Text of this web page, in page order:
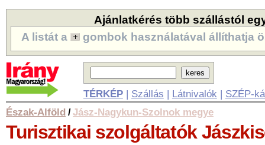
Ajánlatkérés több szállástól
A listát a
gombok használatával állíthatja
TÉRKÉP| Szállás | Látnivalók | SZÉP-
Észak-Alföld /Jász-Nagykun-Szolnok megye
Turisztikai szolgáltatók